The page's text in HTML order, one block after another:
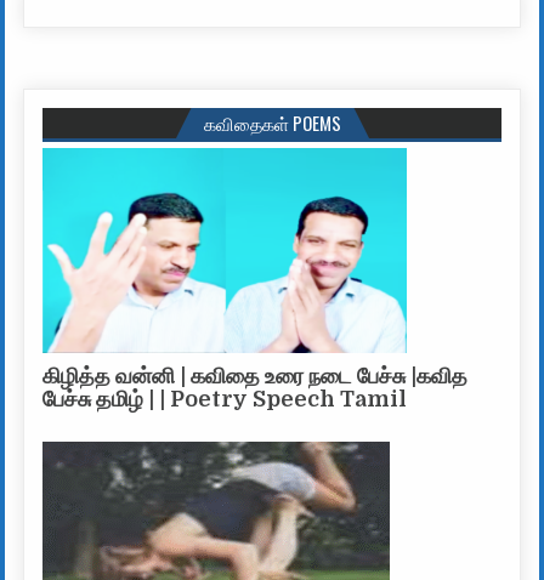
கவிதைகள் POEMS
கிழித்த வன்னி | கவிதை உரை நடை பேச்சு |கவித
பேச்சு தமிழ் | | Poetry Speech Tamil